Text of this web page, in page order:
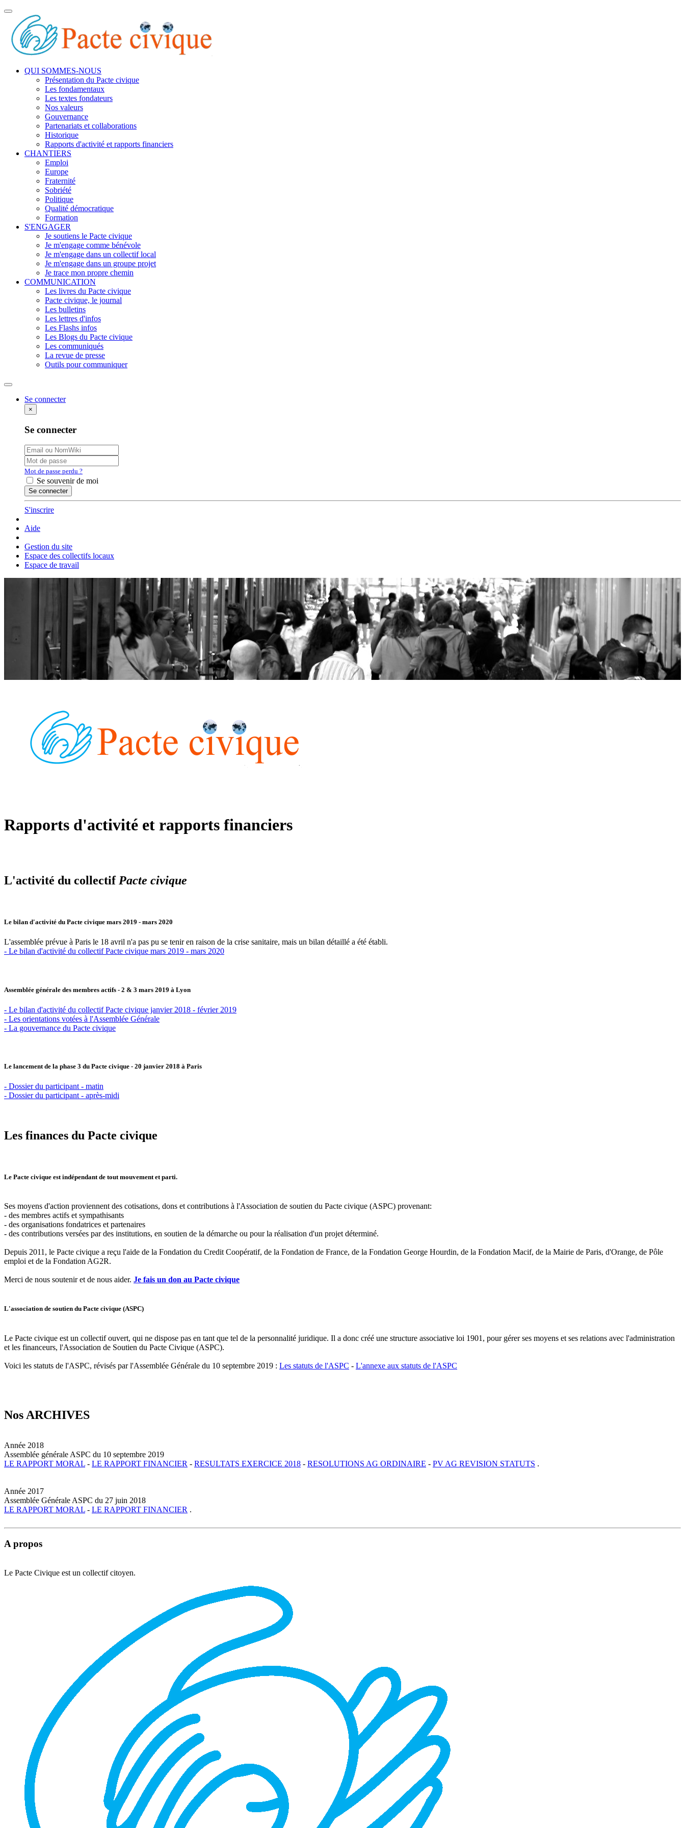
Toggle
navigation
QUI SOMMES-NOUS
Présentation du Pacte civique
Les fondamentaux
Les textes fondateurs
Nos valeurs
Gouvernance
Partenariats et collaborations
Historique
Rapports d'activité et rapports financiers
CHANTIERS
Emploi
Europe
Fraternité
Sobriété
Politique
Qualité démocratique
Formation
S'ENGAGER
Je soutiens le Pacte civique
Je m'engage comme bénévole
Je m'engage dans un collectif local
Je m'engage dans un groupe projet
Je trace mon propre chemin
COMMUNICATION
Les livres du Pacte civique
Pacte civique, le journal
Les bulletins
Les lettres d'infos
Les Flashs infos
Les Blogs du Pacte civique
Les communiqués
La revue de presse
Outils pour communiquer
Rechercher
Se connecter
×
Se connecter
Mot de passe perdu ?
Se souvenir de moi
S'inscrire
Aide
Gestion du site
Espace des collectifs locaux
Espace de travail
Rapports d'activité et rapports financiers
L'activité du collectifPacte civique
Le bilan d'activité du Pacte civique mars 2019 - mars 2020
L'assemblée prévue à Paris le 18 avril n'a pas pu se tenir en raison de la crise sanitaire, mais un bilan détaillé a été établi.
- Le bilan d'activité du collectif Pacte civique mars 2019 - mars 2020
Assemblée générale des membres actifs - 2 & 3 mars 2019 à Lyon
- Le bilan d'activité du collectif Pacte civique janvier 2018 - février 2019
- Les orientations votées à l'Assemblée Générale
- La gouvernance du Pacte civique
Le lancement de la phase 3 du Pacte civique - 20 janvier 2018 à Paris
- Dossier du participant - matin
- Dossier du participant - après-midi
Les finances du Pacte civique
Le Pacte civique est indépendant de tout mouvement et parti.
Ses moyens d'action proviennent des cotisations, dons et contributions à l'Association de soutien du Pacte civique (ASPC) provenant:
- des membres actifs et sympathisants
- des organisations fondatrices et partenaires
- des contributions versées par des institutions, en soutien de la démarche ou pour la réalisation d'un projet déterminé.
Depuis 2011, le Pacte civique a reçu l'aide de la Fondation du Credit Coopératif, de la Fondation de France, de la Fondation George Hourdin, de la Fondation Macif, de la Mairie de Paris, d'Orange, de Pôle
emploi et de la Fondation AG2R.
Merci de nous soutenir et de nous aider. Je fais un don au Pacte civique
L'association de soutien du Pacte civique (ASPC)
Le Pacte civique est un collectif ouvert, qui ne dispose pas en tant que tel de la personnalité juridique. Il a donc créé une structure associative loi 1901, pour gérer ses moyens et ses relations avec l'administration
et les financeurs, l'Association de Soutien du Pacte Civique (ASPC).
Voici les statuts de l'ASPC, révisés par l'Assemblée Générale du 10 septembre 2019 : Les statuts de l'ASPC - L'annexe aux statuts de l'ASPC
Nos ARCHIVES
Année 2018
Assemblée générale ASPC du 10 septembre 2019
LE RAPPORT MORAL - LE RAPPORT FINANCIER - RESULTATS EXERCICE 2018 - RESOLUTIONS AG ORDINAIRE - PV AG REVISION STATUTS .
Année 2017
Assemblée Générale ASPC du 27 juin 2018
LE RAPPORT MORAL - LE RAPPORT FINANCIER .
A propos
Le Pacte Civique est un collectif citoyen.